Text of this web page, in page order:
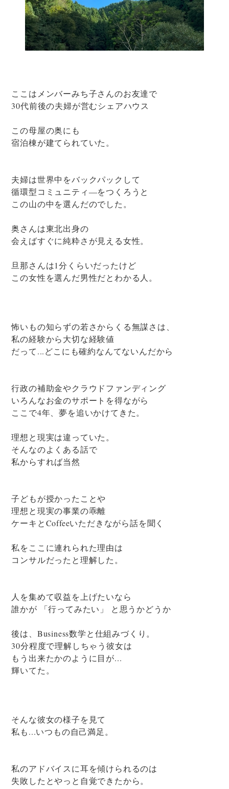
ここはメンバーみち子さんのお友達で
30代前後の夫婦が営むシェアハウス
この母屋の奥にも
宿泊棟が建てられていた。
夫婦は世界中をバックパックして
循環型コミュニティ―をつくろうと
この山の中を選んだのでした。
奥さんは東北出身の
会えばすぐに純粋さが見える女性。
旦那さんは1分くらいだったけど
この女性を選んだ男性だとわかる人。
怖いもの知らずの若さからくる無謀さは、
私の経験から大切な経験値
だって...どこにも確約なんてないんだから
行政の補助金やクラウドファンディング
いろんなお金のサポートを得ながら
ここで4年、夢を追いかけてきた。
理想と現実は違っていた。
そんなのよくある話で
私からすれば当然
子どもが授かったことや
理想と現実の事業の乖離
ケーキとCoffeeいただきながら話を聞く
私をここに連れられた理由は
コンサルだったと理解した。
人を集めて収益を上げたいなら
誰かが 「行ってみたい」 と思うかどうか
後は、Business数学と仕組みづくり。
30分程度で理解しちゃう彼女は
もう出来たかのように目が...
輝いてた。
そんな彼女の様子を見て
私も...いつもの自己満足。
私のアドバイスに耳を傾けられるのは
失敗したとやっと自覚できたから。